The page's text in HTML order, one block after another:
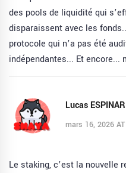
des pools de liquidité qui
disparaissent avec les
protocole qui n’a pas été
indépendantes... Et encore...
Lucas ESPINAR
mars 16, 2026
Le staking, c’est la nouvelle